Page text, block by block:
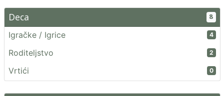
Deca 8
Igračke / Igrice 4
Roditeljstvo 2
Vrtići 0